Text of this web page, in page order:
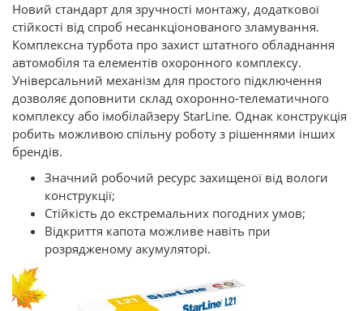
Новий стандарт для зручності монтажу, додаткової
стійкості від спроб несанкціонованого зламування.
Комплексна турбота про захист штатного обладнання
автомобіля та елементів охоронного комплексу.
Універсальний механізм для простого підключення
дозволяє доповнити склад охоронно-телематичного
комплексу або імобілайзеру StarLine. Однак конструкція
робить можливою спільну роботу з рішеннями інших
брендів.
Значний робочий ресурс захищеної від вологи
конструкції;
Стійкість до екстремальних погодних умов;
Відкриття капота можливе навіть при
розрядженому акумуляторі.